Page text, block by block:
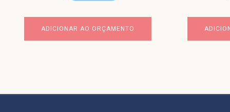
ADICIONAR AO ORÇAMENTO